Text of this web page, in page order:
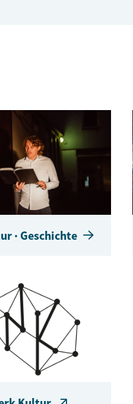
· Geschichte